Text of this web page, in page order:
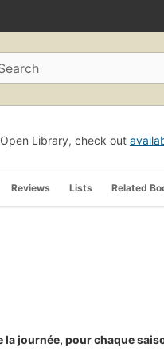
Library, check out
Reviews Lists Related
la journée, pour chaque